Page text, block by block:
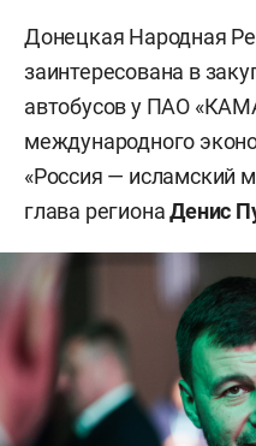
Донецкая Народная
заинтересована в
автобусов у ПАО
международного
«Россия — исламский
глава регионаДенис